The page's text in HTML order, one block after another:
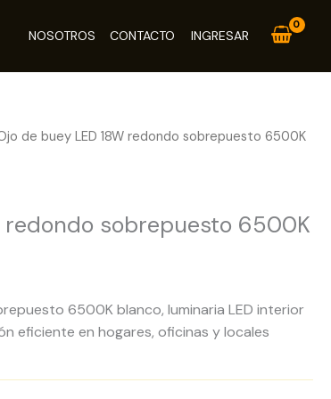
NOSOTROS CONTACTO INGRESAR
de buey LED 18W redondo sobrepuesto 6500K
redondo sobrepuesto 6500K
6500K blanco, luminaria LED interior
eficiente en hogares, oficinas y locales